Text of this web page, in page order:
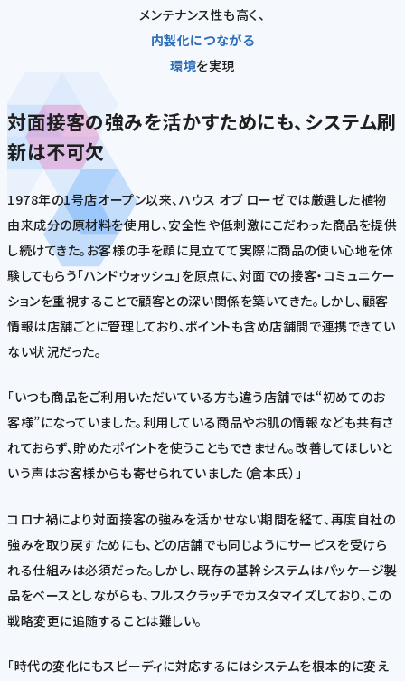
メンテナンス性も高く、
内製化につながる
環境を実現
対面接客の強みを活かすためにも、システム刷
新は不可欠
1978年の1号店オープン以来、ハウス オブ ローゼでは厳選した植物
由来成分の原材料を使用し、安全性や低刺激にこだわった商品を提供
し続けてきた。お客様の手を顔に見立てて実際に商品の使い心地を体
験してもらう「ハンドウォッシュ」を原点に、対面での接客・コミュニケー
ションを重視することで顧客との深い関係を築いてきた。しかし、顧客
情報は店舗ごとに管理しており、ポイントも含め店舗間で連携できてい
ない状況だった。
「いつも商品をご利用いただいている方も違う店舗では“初めてのお
客様”になっていました。利用している商品やお肌の情報なども共有さ
れておらず、貯めたポイントを使うこともできません。改善してほしいと
いう声はお客様からも寄せられていました（倉本氏）」
コロナ禍により対面接客の強みを活かせない期間を経て、再度自社の
強みを取り戻すためにも、どの店舗でも同じようにサービスを受けら
れる仕組みは必須だった。しかし、既存の基幹システムはパッケージ製
品をベースとしながらも、フルスクラッチでカスタマイズしており、この
戦略変更に追随することは難しい。
「時代の変化にもスピーディに対応するにはシステムを根本的に変え